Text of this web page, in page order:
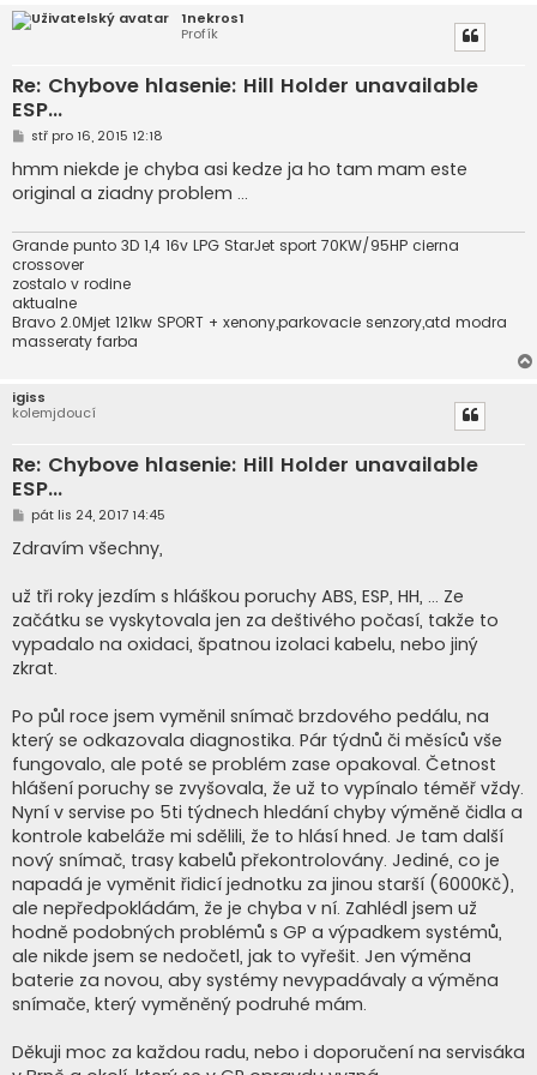
1nekros1
Profík
Re: Chybove hlasenie: Hill Holder unavailable
ESP...
P
í
s
p
v
e
k
stř pro 16, 2015 12:18
hmm niekde je chyba asi kedze ja ho tam mam este
original a ziadny problem ...
Grande punto 3D 1,4 16v LPG StarJet sport 70KW/95HP cierna
crossover
zostalo v rodine
aktualne
Bravo 2.0Mjet 121kw SPORT + xenony,parkovacie senzory,atd modra
masseraty farba
igiss
kolemjdoucí
Re: Chybove hlasenie: Hill Holder unavailable
ESP...
P
í
s
ě
v
e
k
pát lis 24, 2017 14:45
Zdravím všechny,
už tři roky jezdím s hláškou poruchy ABS, ESP, HH, ... Ze
začátku se vyskytovala jen za deštivého počasí, takže to
vypadalo na oxidaci, špatnou izolaci kabelu, nebo jiný
zkrat.
Po půl roce jsem vyměnil snímač brzdového pedálu, na
který se odkazovala diagnostika. Pár týdnů či měsíců vše
fungovalo, ale poté se problém zase opakoval. Četnost
hlášení poruchy se zvyšovala, že už to vypínalo téměř vždy.
Nyní v servise po 5ti týdnech hledání chyby výměně čidla a
kontrole kabeláže mi sdělili, že to hlásí hned. Je tam další
nový snímač, trasy kabelů překontrolovány. Jediné, co je
napadá je vyměnit řidicí jednotku za jinou starší (6000Kč),
ale nepředpokládám, že je chyba v ní. Zahlédl jsem už
hodně podobných problémů s GP a výpadkem systémů,
ale nikde jsem se nedočetl, jak to vyřešit. Jen výměna
baterie za novou, aby systémy nevypadávaly a výměna
snímače, který vyměněný podruhé mám.
Děkuji moc za každou radu, nebo i doporučení na servisáka